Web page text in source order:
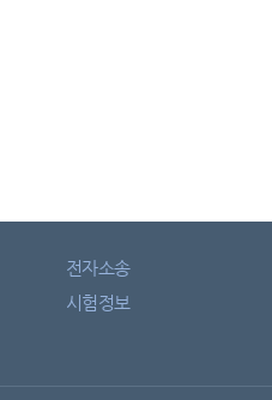
전자소송
시험정보